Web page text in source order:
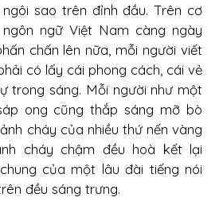
sao trên đỉnh đầu. Trên cơ
ngữ Việt Nam càng ngày
chấn lên nữa, mỗi người viết
có lấy cái phong cách, cái vẻ
trong sáng. Mỗi người như một
ong cũng thắp sáng mỡ bò
cháy của nhiều thứ nến vàng
cháy chậm đều hoà kết lại
của một lâu đài tiếng nói
đều sáng trưng.